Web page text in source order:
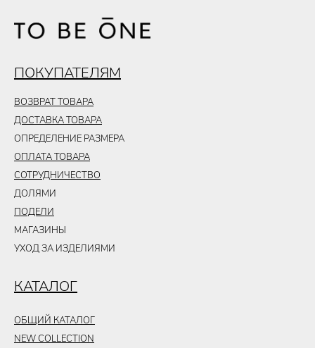
ПОКУПАТЕЛЯМ
ВОЗВРАТ ТОВАРА
ДОСТАВКА ТОВАРА
ОПРЕДЕЛЕНИЕ РАЗМЕРА
ОПЛАТА ТОВАРА
СОТРУДНИЧЕСТВО
ДОЛЯМИ
ПОДЕЛИ
МАГАЗИНЫ
УХОД ЗА ИЗДЕЛИЯМИ
КАТАЛОГ
ОБЩИЙ КАТАЛОГ
NEW COLLECTION